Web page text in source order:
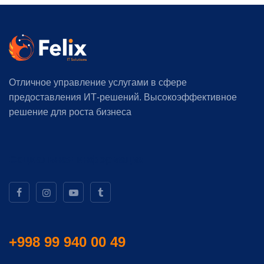
Отличное управление услугами в сфере
предоставления ИТ-решений. Высокоэффективное
решение для роста бизнеса
+998 99 940 00 49